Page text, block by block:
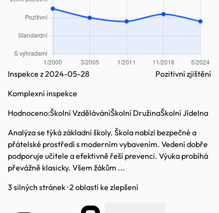
Inspekce z 2024-05-28
Komplexní inspekce
Pozitivní zjištění
Hodnoceno:Školní VzděláváníŠkolní DružinaŠkolní Jídelna
Analýza se týká základní školy. Škola nabízí bezpečné a
přátelské prostředí s moderním vybavením. Vedení dobře
podporuje učitele a efektivně řeší prevenci. Výuka probíhá
převážně klasicky. Všem žákům ...
3 silných stránek · 2 oblastí ke zlepšení